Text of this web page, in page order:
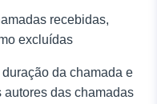
recebidas,
excluídas
da chamada e
autores das chamadas